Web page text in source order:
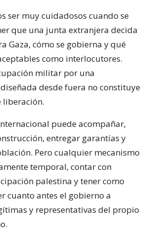
ser muy cuidadosos cuando se
que una junta extranjera decida
Gaza, cómo se gobierna y qué
como interlocutores.
militar por una
desde fuera no constituye
liberación.
puede acompañar,
entregar garantías y
Pero cualquier mecanismo
temporal, contar con
palestina y tener como
cuanto antes el gobierno a
y representativas del propio